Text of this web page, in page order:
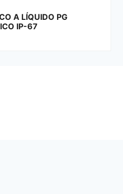
POLIAMIDA PA6 V2